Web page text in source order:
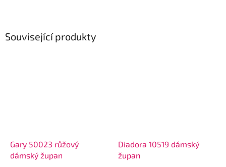
Související produkty
Gary 50023 růžový
dámský župan
Diadora 10519 dámský
župan